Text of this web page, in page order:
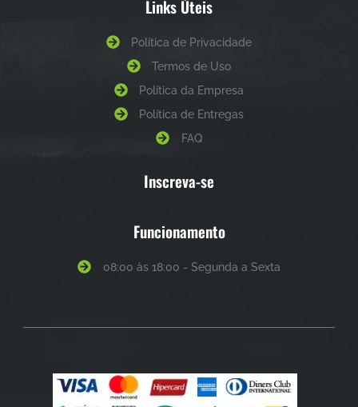
Links Úteis
Política de Privacidade
Termos de Uso
Política da Empresa
Política de Entregas
FAQ
Inscreva-se
Funcionamento
08:00 às 18:00 - Segunda a Sexta